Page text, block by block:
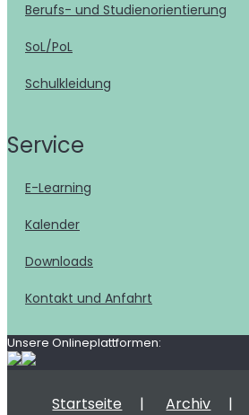
Berufs- und Studienorientierung
SoL/PoL
Schulkleidung
Service
E-Learning
Kalender
Downloads
Kontakt und Anfahrt
Unsere Onlineplattformen:
Startseite Archiv